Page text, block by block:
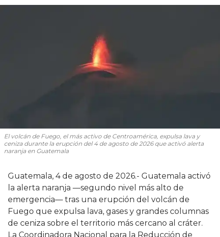
El volcán de Fuego, el más activo de Centroamérica, expulsa lava y
ceniza durante la erupción del 4 de agosto de 2026 que activó alerta
naranja en Guatemala
Guatemala, 4 de agosto de 2026.- Guatemala activó
la alerta naranja —segundo nivel más alto de
emergencia— tras una erupción del volcán de
Fuego que expulsa lava, gases y grandes columnas
de ceniza sobre el territorio más cercano al cráter.
La Coordinadora Nacional para la Reducción de